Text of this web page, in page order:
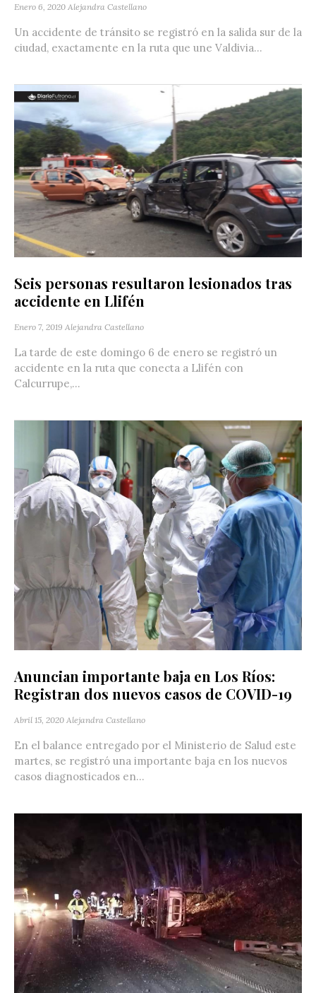
Enero 6, 2020 Alejandra Castellano
Un accidente de tránsito se registró en la salida sur de la
ciudad, exactamente en la ruta que une Valdivia...
Seis personas resultaron lesionados tras
accidente en Llifén
Enero 7, 2019 Alejandra Castellano
La tarde de este domingo 6 de enero se registró un
accidente en la ruta que conecta a Llifén con
Calcurrupe,...
Anuncian importante baja en Los Ríos:
Registran dos nuevos casos de COVID-19
Abril 15, 2020 Alejandra Castellano
En el balance entregado por el Ministerio de Salud este
martes, se registró una importante baja en los nuevos
casos diagnosticados en...